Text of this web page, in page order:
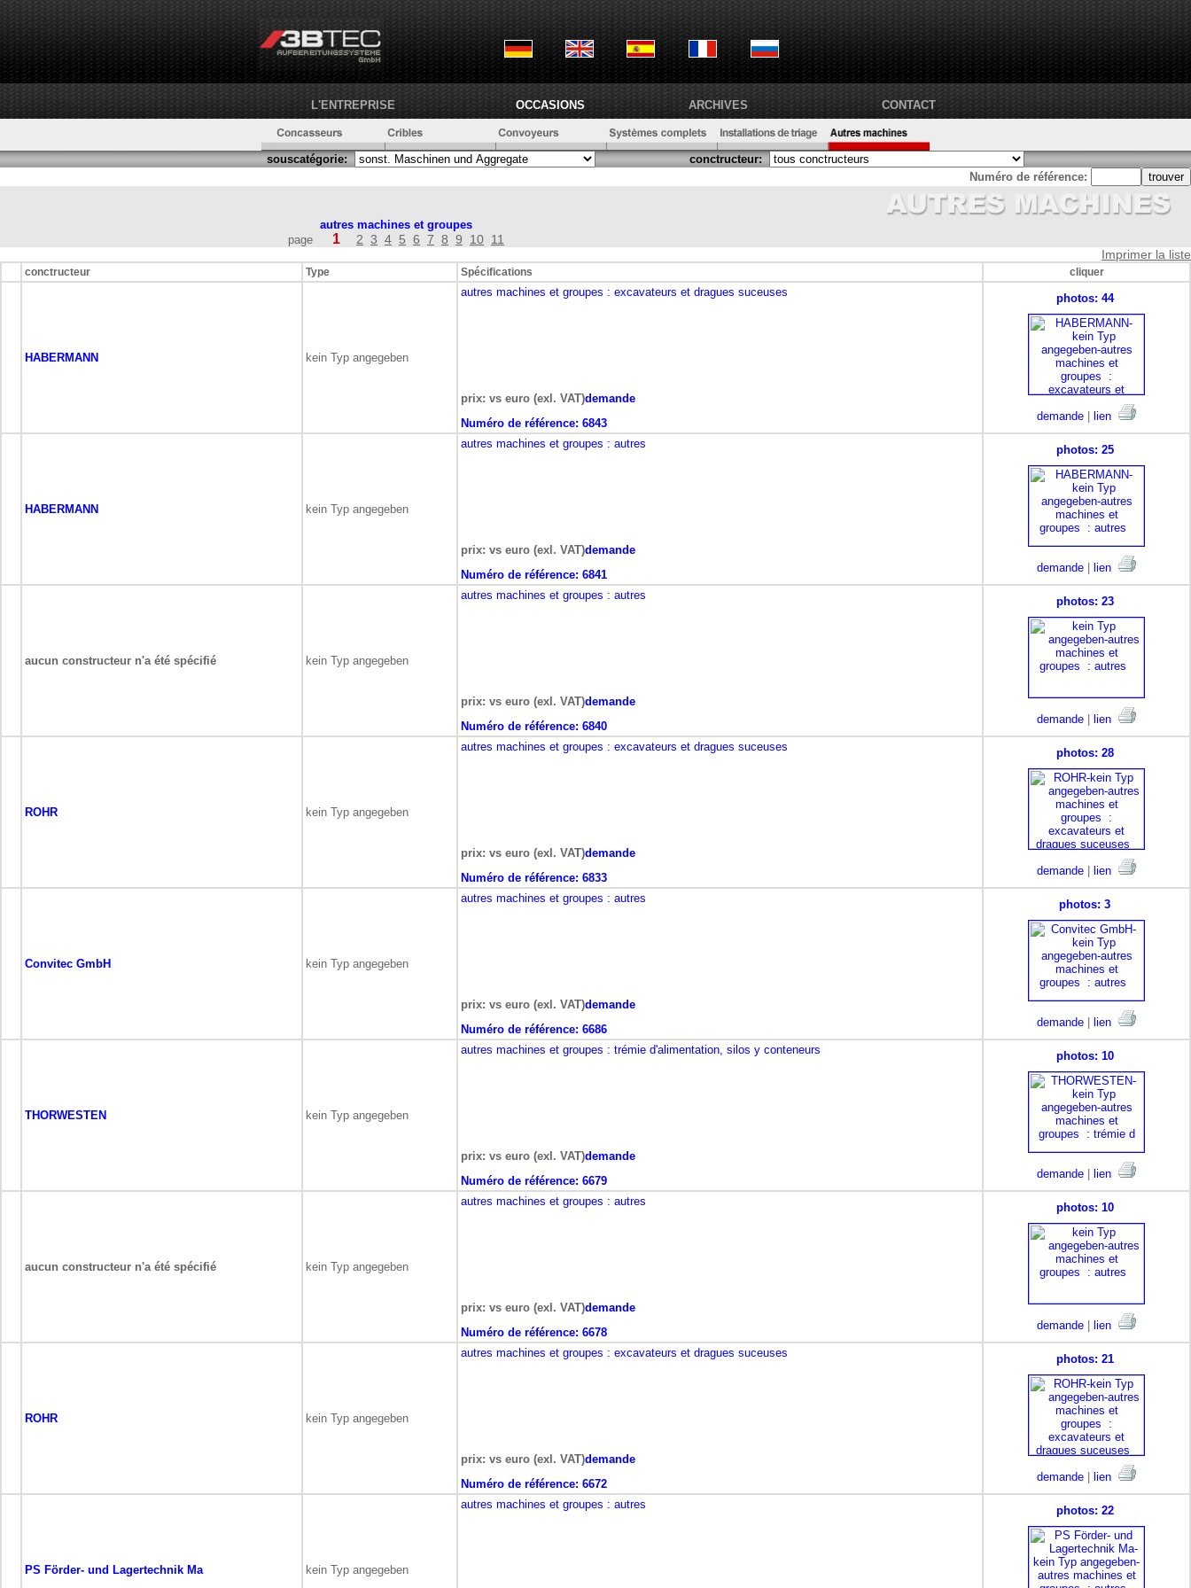
L'ENTREPRISE OCCASIONS ARCHIVES CONTACT
souscatégorie:
conctructeur:
Numéro de référence:
autres machines et groupes
page
1 2 3 4 5 6 7 8 9 10 11
Imprimer la liste
conctructeur Type Spécifications cliquer
HABERMANN kein Typ angegeben
autres machines et groupes : excavateurs et dragues suceuses
prix: vs euro (exl. VAT)demande
Numéro de référence: 6843
photos: 44
demande lien
HABERMANN kein Typ angegeben
autres machines et groupes : autres
prix: vs euro (exl. VAT)demande
Numéro de référence: 6841
photos: 25
demande lien
aucun constructeur n'a été spécifié kein Typ angegeben
autres machines et groupes : autres
prix: vs euro (exl. VAT)demande
Numéro de référence: 6840
photos: 23
demande lien
ROHR kein Typ angegeben
autres machines et groupes : excavateurs et dragues suceuses
prix: vs euro (exl. VAT)demande
Numéro de référence: 6833
photos: 28
demande lien
Convitec GmbH kein Typ angegeben
autres machines et groupes : autres
prix: vs euro (exl. VAT)demande
Numéro de référence: 6686
photos: 3
demande lien
THORWESTEN kein Typ angegeben
autres machines et groupes : trémie d'alimentation, silos y conteneurs
prix: vs euro (exl. VAT)demande
Numéro de référence: 6679
photos: 10
demande lien
aucun constructeur n'a été spécifié kein Typ angegeben
autres machines et groupes : autres
prix: vs euro (exl. VAT)demande
Numéro de référence: 6678
photos: 10
demande lien
ROHR kein Typ angegeben
autres machines et groupes : excavateurs et dragues suceuses
prix: vs euro (exl. VAT)demande
Numéro de référence: 6672
photos: 21
demande lien
PS Förder- und Lagertechnik Ma kein Typ angegeben
autres machines et groupes : autres photos: 22